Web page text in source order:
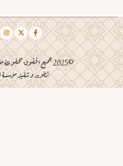
©2025 جميع الحقوق محفوظة مؤسسة الدعوة الخيرية
تطوير وتنفيذ مؤسسة